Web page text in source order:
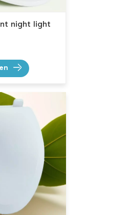
night light